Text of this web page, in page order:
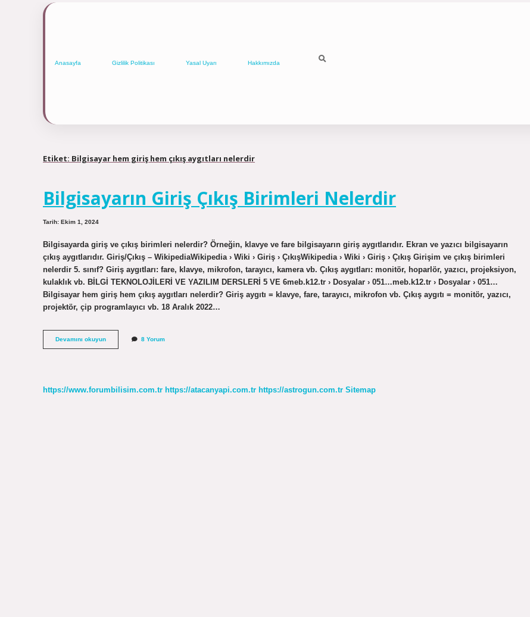
Anasayfa Gizlilik Politikası Yasal Uyarı Hakkımızda
Etiket: Bilgisayar hem giriş hem çıkış aygıtları nelerdir
Bilgisayarın Giriş Çıkış Birimleri Nelerdir
Tarih: Ekim 1, 2024
Bilgisayarda giriş ve çıkış birimleri nelerdir? Örneğin, klavye ve fare bilgisayarın giriş aygıtlarıdır. Ekran ve yazıcı bilgisayarın
çıkış aygıtlarıdır. Giriş/Çıkış – WikipediaWikipedia › Wiki › Giriş › ÇıkışWikipedia › Wiki › Giriş › Çıkış Girişim ve çıkış birimleri
nelerdir 5. sınıf? Giriş aygıtları: fare, klavye, mikrofon, tarayıcı, kamera vb. Çıkış aygıtları: monitör, hoparlör, yazıcı, projeksiyon,
kulaklık vb. BİLGİ TEKNOLOJİLERİ VE YAZILIM DERSLERİ 5 VE 6meb.k12.tr › Dosyalar › 051…meb.k12.tr › Dosyalar › 051…
Bilgisayar hem giriş hem çıkış aygıtları nelerdir? Giriş aygıtı = klavye, fare, tarayıcı, mikrofon vb. Çıkış aygıtı = monitör, yazıcı,
projektör, çip programlayıcı vb. 18 Aralık 2022…
Devamını okuyunBilgisayarın
Giriş
8 Yorum
https://www.forumbilisim.com.tr https://atacanyapi.com.tr https://astrogun.com.tr Sitemap